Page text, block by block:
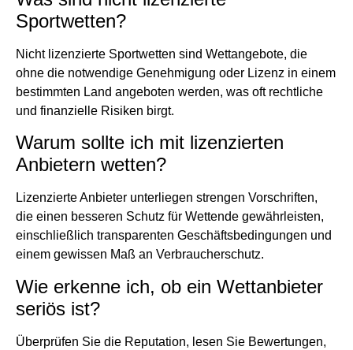
Sportwetten?
Nicht lizenzierte Sportwetten sind Wettangebote, die
ohne die notwendige Genehmigung oder Lizenz in einem
bestimmten Land angeboten werden, was oft rechtliche
und finanzielle Risiken birgt.
Warum sollte ich mit lizenzierten
Anbietern wetten?
Lizenzierte Anbieter unterliegen strengen Vorschriften,
die einen besseren Schutz für Wettende gewährleisten,
einschließlich transparenten Geschäftsbedingungen und
einem gewissen Maß an Verbraucherschutz.
Wie erkenne ich, ob ein Wettanbieter
seriös ist?
Überprüfen Sie die Reputation, lesen Sie Bewertungen,